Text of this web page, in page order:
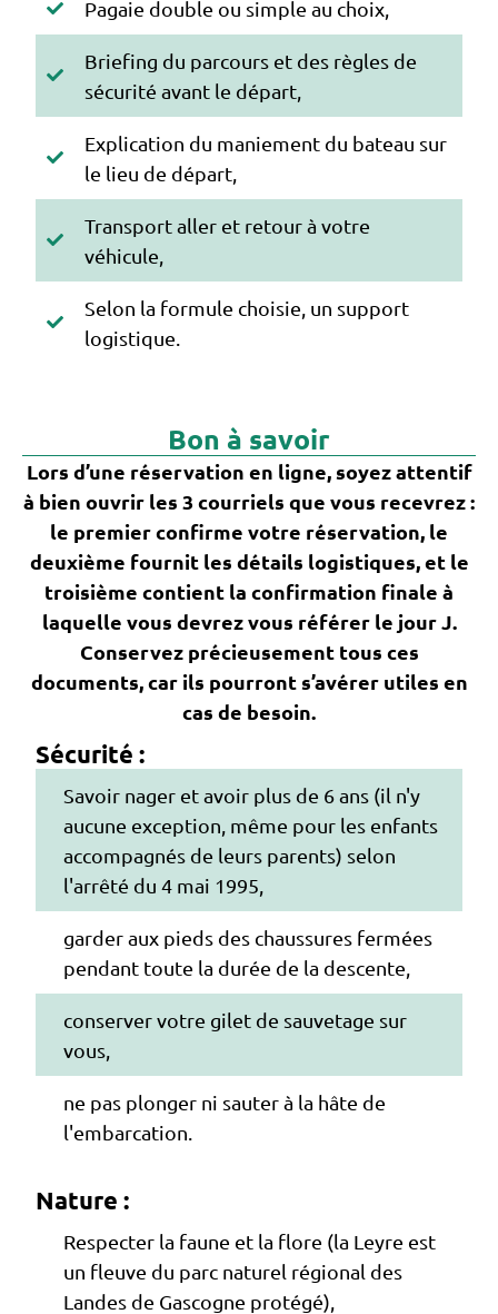
Pagaie double ou simple au choix,
Briefing du parcours et des règles de
sécurité avant le départ,
Explication du maniement du bateau sur
le lieu de départ,
Transport aller et retour à votre
véhicule,
Selon la formule choisie, un support
logistique.
Bon à savoir
Lors d’une réservation en ligne, soyez attentif
à bien ouvrir les 3 courriels que vous recevrez :
le premier confirme votre réservation, le
deuxième fournit les détails logistiques, et le
troisième contient la confirmation finale à
laquelle vous devrez vous référer le jour J.
Conservez précieusement tous ces
documents, car ils pourront s’avérer utiles en
cas de besoin.
Sécurité :
Savoir nager et avoir plus de 6 ans (il n'y
aucune exception, même pour les enfants
accompagnés de leurs parents) selon
l'arrêté du 4 mai 1995,
garder aux pieds des chaussures fermées
pendant toute la durée de la descente,
conserver votre gilet de sauvetage sur
vous,
ne pas plonger ni sauter à la hâte de
l'embarcation.
Nature :
Respecter la faune et la flore (la Leyre est
un fleuve du parc naturel régional des
Landes de Gascogne protégé),